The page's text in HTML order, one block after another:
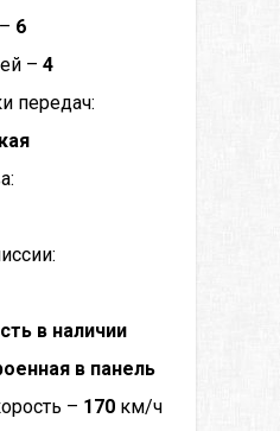
6
– 4
передач:
в наличии
в панель
– 170 км/ч